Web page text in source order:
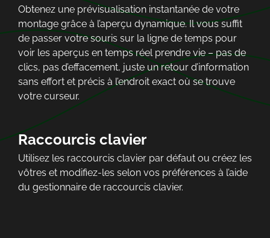
Obtenez une prévisualisation instantanée de votre
montage grâce à l’aperçu dynamique. Il vous suffit
de passer votre souris sur la ligne de temps pour
voir les aperçus en temps réel prendre vie – pas de
clics, pas d’effacement, juste un retour d’information
sans effort et précis à l’endroit exact où se trouve
votre curseur.
Raccourcis clavier
Utilisez les raccourcis clavier par défaut ou créez les
vôtres et modifiez-les selon vos préférences à l’aide
du gestionnaire de raccourcis clavier.